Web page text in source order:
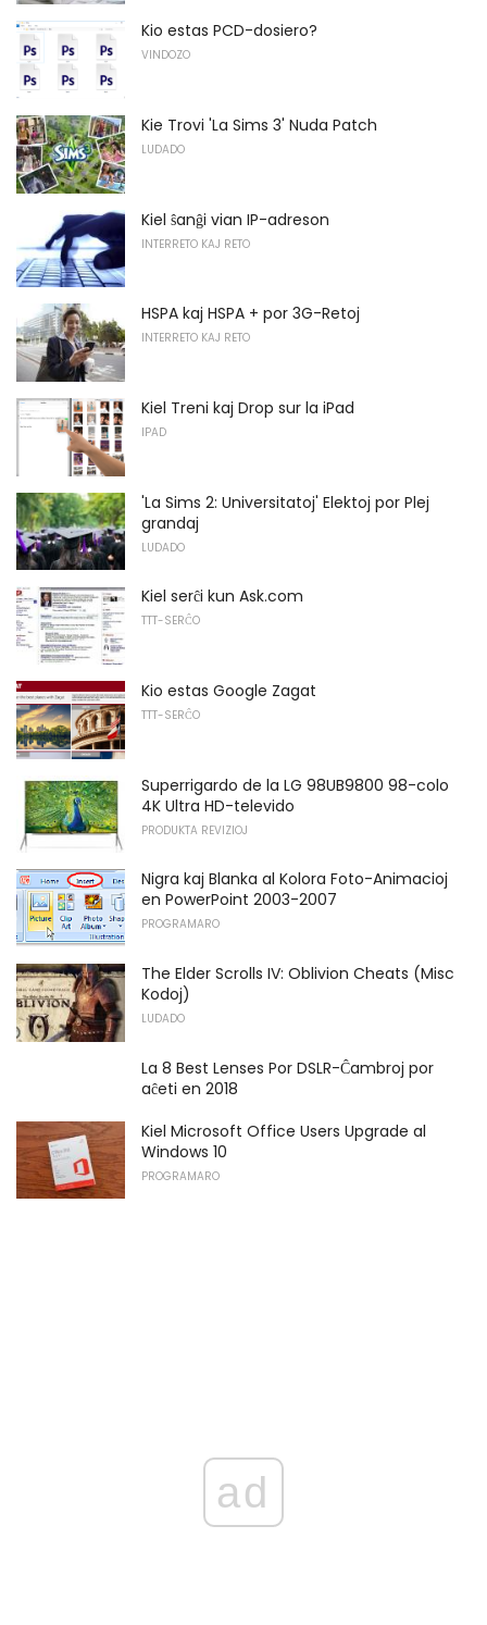
Kio estas PCD-dosiero?
VINDOZO
Kie Trovi 'La Sims 3' Nuda Patch
LUDADO
Kiel ŝanĝi vian IP-adreson
INTERRETO KAJ RETO
HSPA kaj HSPA + por 3G-Retoj
INTERRETO KAJ RETO
Kiel Treni kaj Drop sur la iPad
IPAD
'La Sims 2: Universitatoj' Elektoj por Plej
grandaj
LUDADO
Kiel serĉi kun Ask.com
TTT-SERĈO
Kio estas Google Zagat
TTT-SERĈO
Superrigardo de la LG 98UB9800 98-colo
4K Ultra HD-televido
PRODUKTA REVIZIOJ
Nigra kaj Blanka al Kolora Foto-Animacioj
en PowerPoint 2003-2007
PROGRAMARO
The Elder Scrolls IV: Oblivion Cheats (Misc
Kodoj)
LUDADO
La 8 Best Lenses Por DSLR-Ĉambroj por
aĉeti en 2018
Kiel Microsoft Office Users Upgrade al
Windows 10
PROGRAMARO
ad